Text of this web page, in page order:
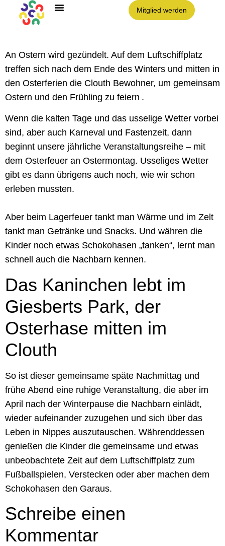
Mitglied werden
An Ostern wird gezündelt. Auf dem Luftschiffplatz
treffen sich nach dem Ende des Winters und mitten in
den Osterferien die Clouth Bewohner, um gemeinsam
Ostern und den Frühling zu feiern .
Wenn die kalten Tage und das usselige Wetter vorbei
sind, aber auch Karneval und Fastenzeit, dann
beginnt unsere jährliche Veranstaltungsreihe – mit
dem Osterfeuer an Ostermontag. Usseliges Wetter
gibt es dann übrigens auch noch, wie wir schon
erleben mussten.
Aber beim Lagerfeuer tankt man Wärme und im Zelt
tankt man Getränke und Snacks. Und währen die
Kinder noch etwas Schokohasen „tanken“, lernt man
schnell auch die Nachbarn kennen.
Das Kaninchen lebt im
Giesberts Park, der
Osterhase mitten im
Clouth
So ist dieser gemeinsame späte Nachmittag und
frühe Abend eine ruhige Veranstaltung, die aber im
April nach der Winterpause die Nachbarn einlädt,
wieder aufeinander zuzugehen und sich über das
Leben in Nippes auszutauschen. Währenddessen
genießen die Kinder die gemeinsame und etwas
unbeobachtete Zeit auf dem Luftschiffplatz zum
Fußballspielen, Verstecken oder aber machen dem
Schokohasen den Garaus.
Schreibe einen
Kommentar